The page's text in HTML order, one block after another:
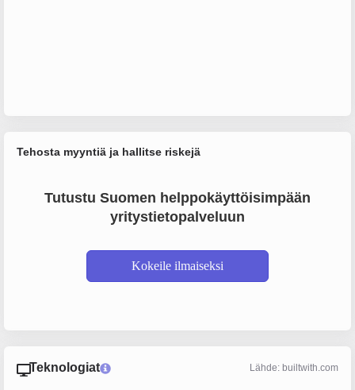
Tehosta myyntiä ja hallitse riskejä
Tutustu Suomen helppokäyttöisimpään
yritystietopalveluun
Kokeile ilmaiseksi
Teknologiat Lähde: builtwith.com